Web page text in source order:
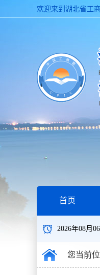
欢迎来到湖北省工
首页
2026年08月
您当前位